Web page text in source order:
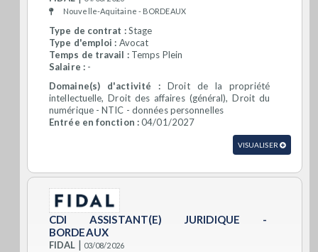
Nouvelle-Aquitaine - BORDEAUX
Type de contrat :Stage
Type d'emploi : Avocat
Temps de travail :Temps Plein
Salaire :-
Domaine(s) d'activité : Droit de la propriété
intellectuelle, Droit des affaires (général), Droit du
numérique - NTIC - données personnelles
Entrée en fonction :04/01/2027
VISUALISER
CDI ASSISTANT(E) JURIDIQUE -
BORDEAUX
FIDAL | 03/08/2026